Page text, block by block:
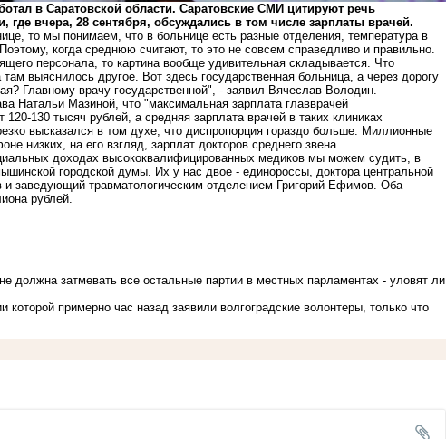
в Саратовской области. Саратовские СМИ цитируют речь
где вчера, 28 сентября, обсуждались в том числе зарплаты врачей.
то мы понимаем, что в больнице есть разные отделения, температура в
когда среднюю считают, то это не совсем справедливо и правильно.
персонала, то картина вообще удивительная складывается. Что
выяснилось другое. Вот здесь государственная больница, а через дорогу
Главному врачу государственной", - заявил Вячеслав Володин.
Натальи Мазиной, что "максимальная зарплата главврачей
130 тысяч рублей, а средняя зарплата врачей в таких клиниках
высказался в том духе, что диспропорция гораздо больше. Миллионные
низких, на его взгляд, зарплат докторов среднего звена.
доходах высококвалифицированных медиков мы можем судить, в
городской думы. Их у нас двое - единороссы, доктора центральной
и заведующий травматологическим отделением Григорий Ефимов. Оба
рублей.
должна затмевать все остальные партии в местных парламентах - уловят ли
примерно час назад заявили волгоградские волонтеры, только что